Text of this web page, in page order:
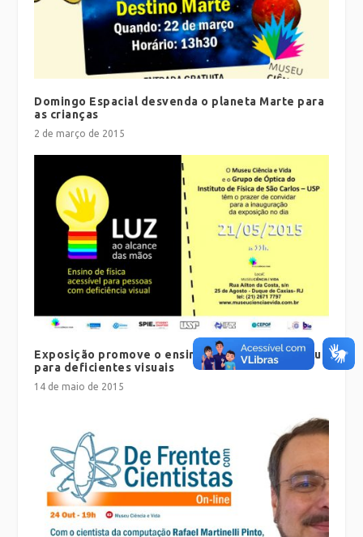
Domingo Espacial desvenda o planeta Marte para
as crianças
2 de março de 2015
Exposição promove o ensino de fenômenos da luz
para deficientes visuais
14 de maio de 2015